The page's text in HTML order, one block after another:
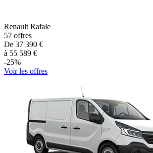
Renault Rafale
57 offres
De 37 390 €
à 55 589 €
-25%
Voir les offres